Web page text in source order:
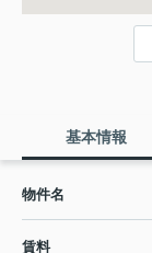
基本情報
物件名
賃料